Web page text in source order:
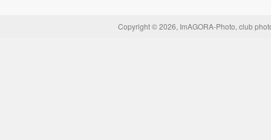
Copyright © 2026, ImAGORA-Photo, club